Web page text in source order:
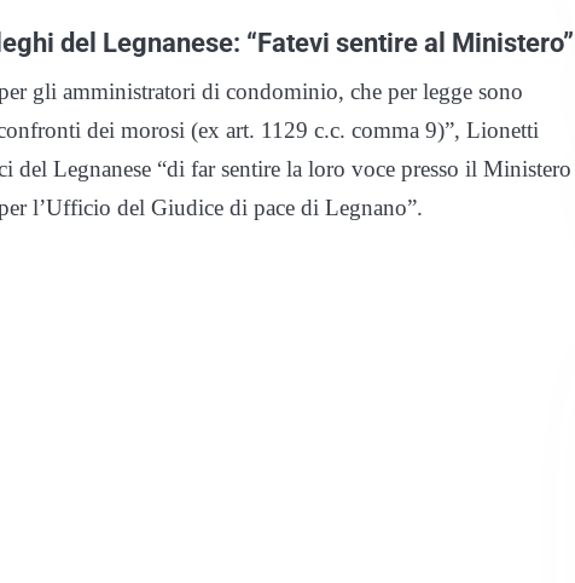
del Legnanese: “Fatevi sentire al Ministero”
gli amministratori di condominio, che per legge sono
dei morosi (ex art. 1129 c.c. comma 9)”, Lionetti
del Legnanese “di far sentire la loro voce presso il Ministero
l’Ufficio del Giudice di pace di Legnano”.